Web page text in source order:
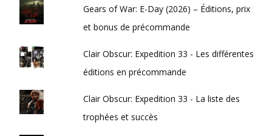
Gears of War: E-Day (2026) – Éditions, prix
et bonus de précommande
Clair Obscur: Expedition 33 - Les différentes
éditions en précommande
Clair Obscur: Expedition 33 - La liste des
trophées et succès